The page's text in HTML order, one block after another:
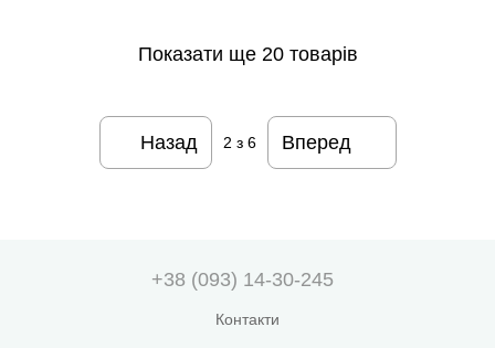
Показати ще 20 товарів
Назад 2 з 6 Вперед
+38 (093) 14-30-245
Контакти